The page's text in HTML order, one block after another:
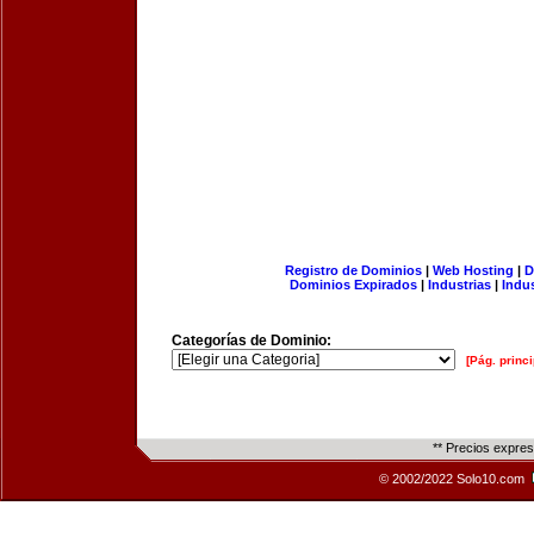
Registro de Dominios| Web Hosting |
Dominios Expirados | Industrias |
Categorías de Dominio:
[Pág.
** Precios
© 2002/2022 Solo10.com